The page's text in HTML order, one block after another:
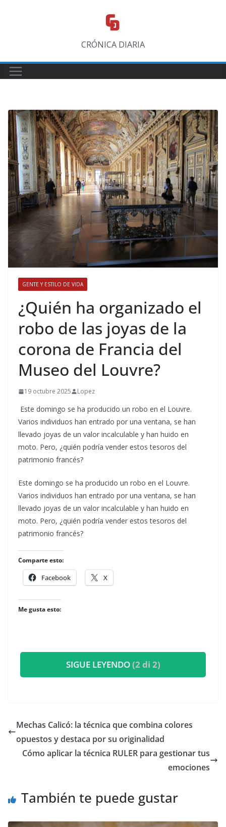
CRÓNICA DIARIA
GENTE Y ESTILO DE VIDA
​¿Quién ha organizado el
robo de las joyas de la
corona de Francia del
Museo del Louvre?
19 octubre 2025 Lopez
Este domingo se ha producido un robo en el Louvre.
Varios individuos han entrado por una ventana, se han
llevado joyas de un valor incalculable y han huido en
moto. Pero, ¿quién podría vender estos tesoros del
patrimonio francés?
​Este domingo se ha producido un robo en el Louvre.
Varios individuos han entrado por una ventana, se han
llevado joyas de un valor incalculable y han huido en
moto. Pero, ¿quién podría vender estos tesoros del
patrimonio francés?
Comparte esto:
Facebook X
Me gusta esto:
SIGUE LEYENDO(2 di 2)
Mechas Calicó: la técnica que combina colores
opuestos y destaca por su originalidad
Cómo aplicar la técnica RULER para gestionar tus
emociones
También te puede gustar